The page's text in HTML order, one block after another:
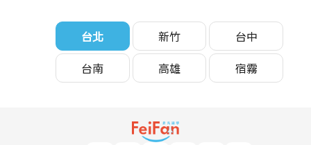
台北 新竹
台中
台南
高雄 宿霧